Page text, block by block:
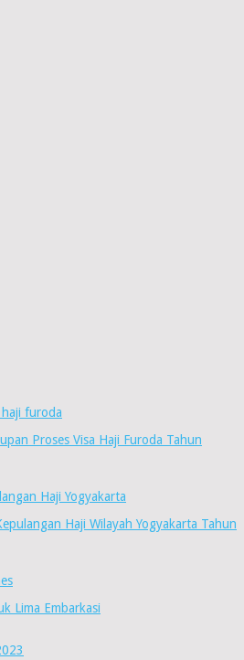
Proses Visa Haji Furoda Tahun
Haji Wilayah Yogyakarta Tahun
Lima Embarkasi